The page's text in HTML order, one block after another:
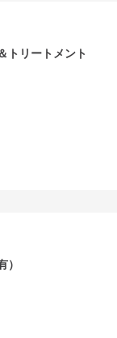
トリートメント
）